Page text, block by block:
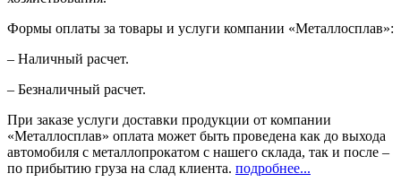
Формы оплаты за товары и услуги компании «Металлосплав»:
– Наличный расчет.
– Безналичный расчет.
При заказе услуги доставки продукции от компании
«Металлосплав» оплата может быть проведена как до выхода
автомобиля с металлопрокатом с нашего склада, так и после –
по прибытию груза на слад клиента. подробнее...